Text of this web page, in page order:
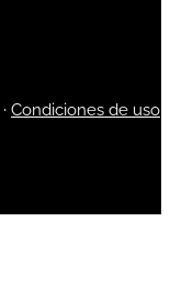
· Condiciones de uso